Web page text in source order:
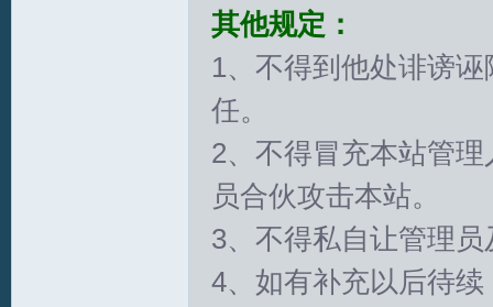
其他规定：
1、不得到他处诽谤
任。
2、不得冒充本站管
员合伙攻击本站。
3、不得私自让管理
4、如有补充以后待续